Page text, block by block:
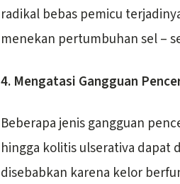
radikal bebas pemicu
menekan pertumbuhan sel –
4. Mengatasi Gangguan
Beberapa jenis gangguan
hingga kolitis ulserativa dapat
disebabkan karena kelor